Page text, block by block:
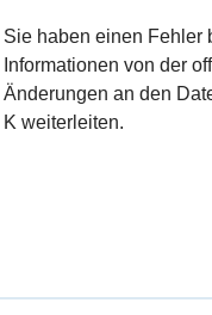
Sie haben einen Fehler
Informationen von der
Änderungen an den
K weiterleiten.